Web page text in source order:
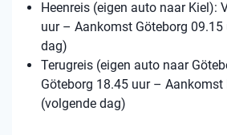
Heenreis (eigen auto naar Kiel):
uur – Aankomst Göteborg 09.15
dag)
Terugreis (eigen auto naar
Göteborg 18.45 uur – Aankomst
(volgende dag)